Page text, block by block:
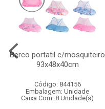
Berco portatil c/mosquiteiro
93x48x40cm
Código: 844156
Embalagem: Unidade
Caixa Com: 8 Unidade(s)